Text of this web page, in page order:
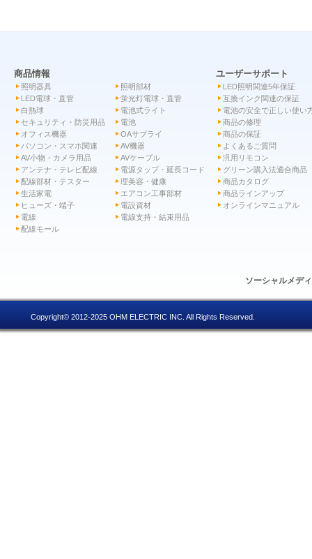
商品情報
照明器具
照明部材
LED電球・直管
蛍光灯電球・直管
白熱球
電池式ライト
セキュリティ・防災用品
電池
オフィス機器
OAサプライ
パソコン・スマホ関連
AV機器
AV小物・カメラ用品
AVケーブル
アンテナ・テレビ配線
電源タップ・延長コード
配線部材・テスター
理美容・健康
生活家電
エアコン工事部材
ヒューズ・端子
電設資材
電線
電線支持・結束用品
配線モール
ユーザーサポート
LED照明関連5年保証
互換インク関連の保証
電池の安全で正しい使い
商品の修理
商品の保証
よくあるご質問
汎用リモコン
グリーン購入法適合商品
商品カタログ
商品ラインアップ
オンラインマニュアル
ソーシャルメデ
Copyright© 2012-2025 OHM ELECTRIC INC. All Rights Reserved.